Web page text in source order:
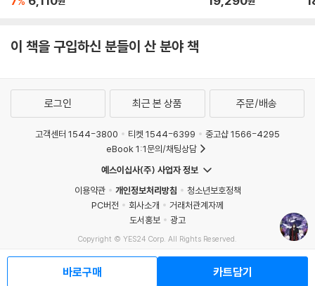
이 책을 구입하신 분들이 산 분야 책
바로구매 카트담기
로그인 최근 본 상품 주문/배송
고객센터 1544-3800 티켓 1544-6399
중고샵 1566-4295
eBook 1:1문의/채팅상담
예스이십사(주) 사업자 정보
이용약관
개인정보처리방침
청소년보호정책
PC버전
회사소개
거래처관계자께
도서홍보
광고
Copyright © YES24 Corp. All Rights Reserved.